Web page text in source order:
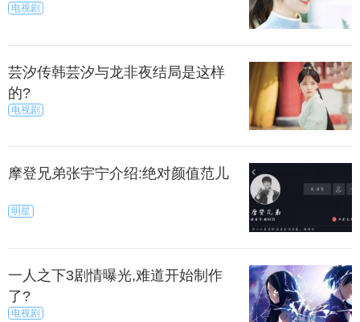
是气急攻心的家长，在面对不听管教的孩子时，
通常最直接的反应就是破口大骂。
，老师建议家长先冷静下来，尝试着多一分耐
心，问问孩子这么做的原因是什么。
秀目网 / 探索 /文化
电视剧
芸汐传韩芸汐与龙非夜结局是这样
的?
电视剧
摩登兄弟张宇宁介绍:绝对颜值范儿
明星
一人之下3剧情曝光,难道开始制作
了?
电视剧